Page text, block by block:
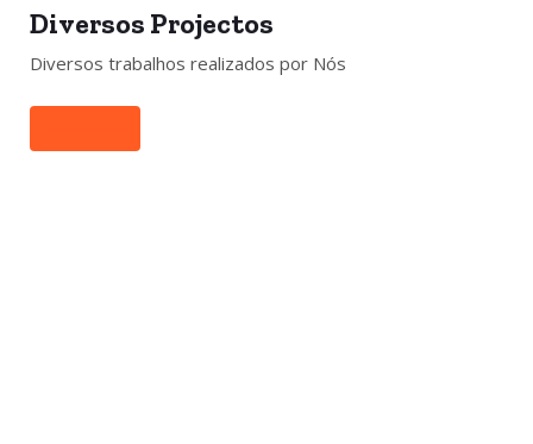
Diversos Projectos
Diversos trabalhos realizados por Nós